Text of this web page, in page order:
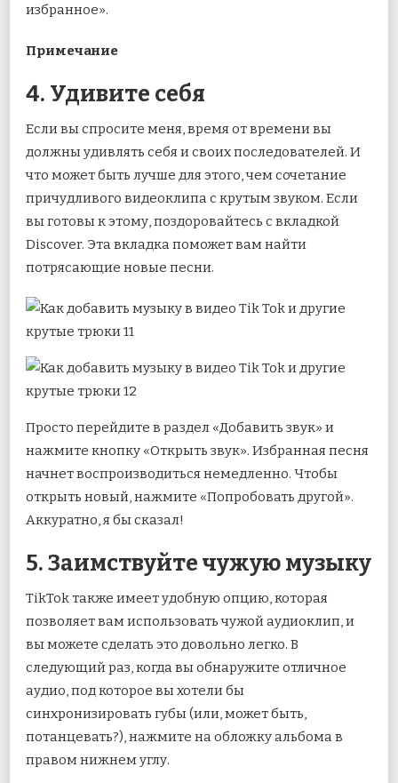
избранное».
Примечание
4. Удивите себя
Если вы спросите меня, время от времени вы
должны удивлять себя и своих последователей. И
что может быть лучше для этого, чем сочетание
причудливого видеоклипа с крутым звуком. Если
вы готовы к этому, поздоровайтесь с вкладкой
Discover. Эта вкладка поможет вам найти
потрясающие новые песни.
Просто перейдите в раздел «Добавить звук» и
нажмите кнопку «Открыть звук». Избранная песня
начнет воспроизводиться немедленно. Чтобы
открыть новый, нажмите «Попробовать другой».
Аккуратно, я бы сказал!
5. Заимствуйте чужую музыку
TikTok также имеет удобную опцию, которая
позволяет вам использовать чужой аудиоклип, и
вы можете сделать это довольно легко. В
следующий раз, когда вы обнаружите отличное
аудио, под которое вы хотели бы
синхронизировать губы (или, может быть,
потанцевать?), нажмите на обложку альбома в
правом нижнем углу.